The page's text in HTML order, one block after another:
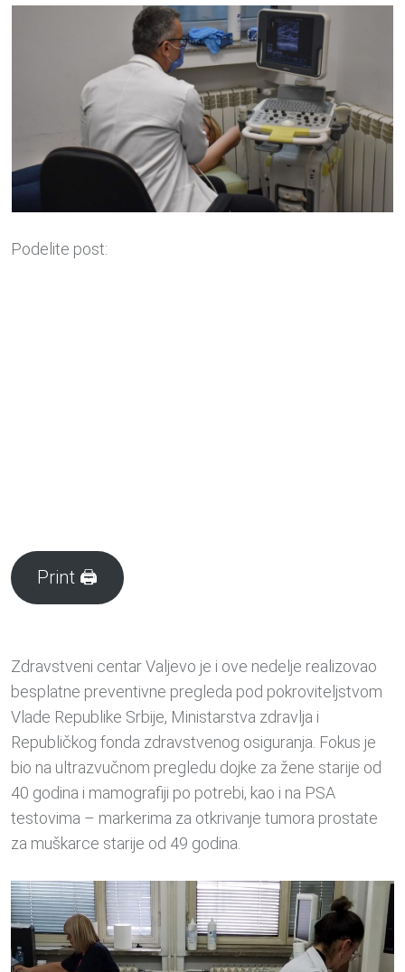
Podelite post:
Print 🖨
Zdravstveni centar Valjevo je i ove nedelje realizovao
besplatne preventivne pregleda pod pokroviteljstvom
Vlade Republike Srbije, Ministarstva zdravlja i
Republičkog fonda zdravstvenog osiguranja. Fokus je
bio na ultrazvučnom pregledu dojke za žene starije od
40 godina i mamografiji po potrebi, kao i na PSA
testovima – markerima za otkrivanje tumora prostate
za muškarce starije od 49 godina.